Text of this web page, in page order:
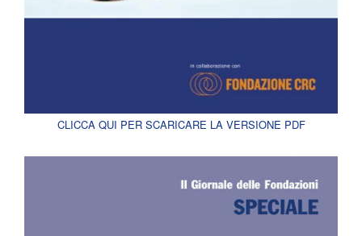
CLICCA QUI PER SCARICARE LA VERSIONE PDF